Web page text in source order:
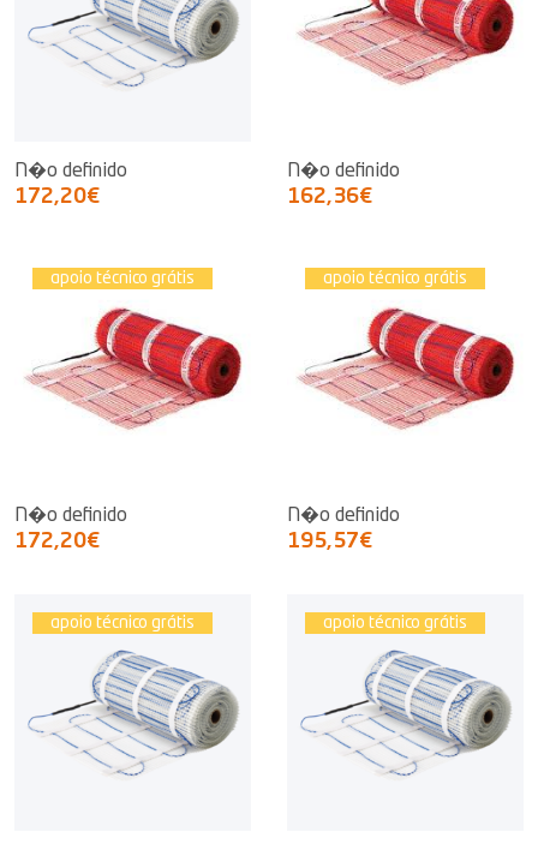
N�o definido
172,20€
N�o definido
162,36€
apoio técnico grátis
N�o definido
172,20€
apoio técnico grátis
N�o definido
195,57€
apoio técnico grátis apoio técnico grátis